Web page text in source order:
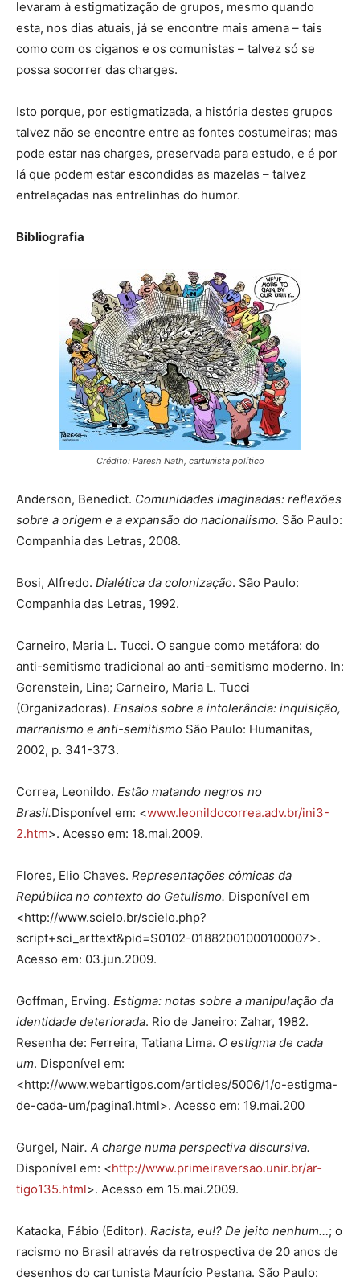
levaram à estigmatização de grupos, mesmo quando
esta, nos dias atuais, já se encontre mais amena – tais
como com os ciganos e os comunistas – talvez só se
possa socorrer das charges.
Isto porque, por estigmatizada, a história destes grupos
talvez não se encontre entre as fontes costumeiras; mas
pode estar nas charges, preservada para estudo, e é por
lá que podem estar escondidas as mazelas – talvez
entrelaçadas nas entrelinhas do humor.
Bibliografia
Crédito: Paresh Nath, cartunista político
Anderson, Benedict. Comunidades imaginadas: reflexões
sobre a origem e a expansão do nacionalismo. São Paulo:
Companhia das Letras, 2008.
Bosi, Alfredo. Dialética da colonização. São Paulo:
Companhia das Letras, 1992.
Carneiro, Maria L. Tucci. O sangue como metáfora: do
anti-semitismo tradicional ao anti-semitismo moderno. In:
Gorenstein, Lina; Carneiro, Maria L. Tucci
(Organizadoras). En­sa­ios sobre a intolerância: inquisição,
marranismo e anti-semitismo São Paulo: Humanitas,
2002, p. 341-373.
Correa, Leonildo. Estão matando negros no
Brasil.Disponível em: <www.leonildo­cor­rea.adv.br/ini3-
2.htm>. Acesso em: 18.mai.2009.
Flores, Elio Chaves. Representações cômicas da
República no contexto do Getulismo. Disponível em
<http://www.scielo.br/scielo.php?
script+sci_arttext&pid=S0102-01882001000100007>.
Acesso em: 03.jun.2009.
Goffman, Erving. Estigma: notas sobre a manipulação da
identidade deteriorada. Rio de Janeiro: Zahar, 1982.
Resenha de: Ferreira, Tatiana Lima. O estigma de cada
um. Disponível em:
<http://www.webartigos.com/articles/5006/1/o-estigma-
de-cada-um/pagina1­.ht­ml­>. Acesso em: 19.mai.200
Gurgel, Nair. A charge numa perspectiva discursiva.
Disponível em: <http://www.primei­ra­versao.unir.br/ar­
tigo135.html>. Acesso em 15.mai.2009.
Kataoka, Fábio (Editor). Racista, eu!? De jeito nenhum…; o
racismo no Brasil através da retrospectiva de 20 anos de
desenhos do cartunista Maurício Pestana. São Paulo: